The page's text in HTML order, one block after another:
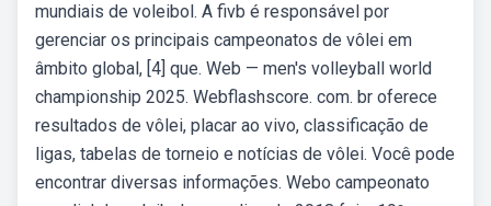
mundiais de voleibol. A fivb é responsável por
gerenciar os principais campeonatos de vôlei em
âmbito global, [4] que. Web — men's volleyball world
championship 2025. Webflashscore. com. br oferece
resultados de vôlei, placar ao vivo, classificação de
ligas, tabelas de torneio e notícias de vôlei. Você pode
encontrar diversas informações. Webo campeonato